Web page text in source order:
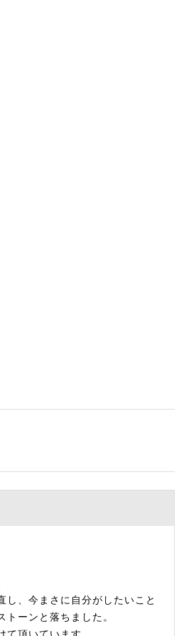
し、今まさに自分がしたいこと
ーンと落ちました。